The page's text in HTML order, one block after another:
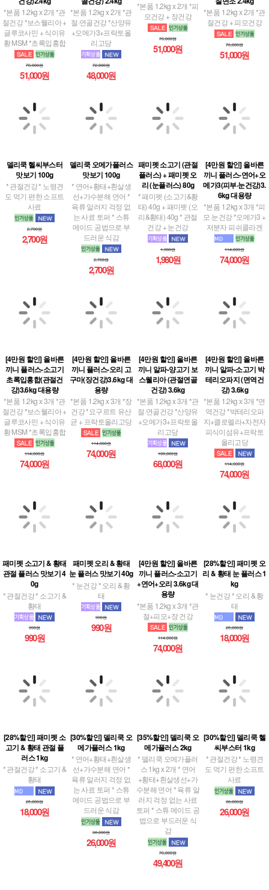
*본품 1.2kg x 2개 *관
절건강 *보스웰리아 +
글루코사민 + 식이유
황 MSM *초록입홍합
76,000원
51,000원
*본품 1.2kg x 2개 *관
절·연골건강 *산양유
+오메가3+프락토올
리고당
72,000원
48,000원
*본품 1.2kg x 2개 *피
모건강 + 장건강
76,000원
51,000원
*본품 1.2kg x 2개 *관
절건강 + 피모건강
76,000원
51,000원
델리쿡 헬씨부스터
맛보기 100g
* 관절건강 * 노령견
도 먹기 편한 소프트
사료
2,700원
2,700원
델리쿡 오메가플러스
맛보기 100g
* 연어+황태+흰살생
선+가수분해 연어 *
육류 알러지 걱정 없
는 사료 토퍼 * 스튜
메이드 공법으로 부
드러운 식감
2,700원
2,700원
패미펫 소고기 (관절
플러스) + 패미펫 오
리 (눈플러스) 80g
* 패미펫 (소고기&황
태) 40g + 패미펫 (오
리&황태) 40g * 관절
건강 + 눈건강
1,980원
1,980원
[4만원 할인] 올바른
끼니 플러스-연어+오
메가3(피부·눈건강)3.
6kg 대용량
*본품 1.2kg x 3개 *피
모·눈건강 *오메가3 +
저분자 피쉬콜라겐
114,000원
74,000원
[4만원 할인] 올바른
끼니 플러스-소고기
초록입홍합(관절건
강)3.6kg 대용량
*본품 1.2kg x 3개 *관
절건강 *보스웰리아 +
글루코사민 + 식이유
황 MSM *초록입홍합
114,000원
74,000원
[4만원 할인] 올바른
끼니 플러스-오리 고
구마(장건강)3.6kg 대
용량
*본품 1.2kg x 3개 *장
건강 *요구르트 유산
균 + 프락토올리고당
114,000원
74,000원
[4만원 할인] 올바른
끼니 알파-양고기 보
스웰리아 (관절연골
건강) 3.6kg
*본품 1.2kg x 3개 *관
절·연골건강 *산양유
+오메가3+프락토올
리고당
108,000원
68,000원
[4만원 할인] 올바른
끼니 알파-소고기 박
테리오파지 (면역건
강) 3.6kg
*본품 1.2kg x 3개 *면
역건강 *박테리오파
지+클로렐라+차전자
피식이섬유+프락토
올리고당
114,000원
74,000원
패미펫 소고기 & 황태
관절 플러스 맛보기 4
0g
* 관절건강 * 소고기 &
황태
990원
990원
패미펫 오리 & 황태
눈 플러스 맛보기 40g
* 눈건강 * 오리 & 황
태
990원
990원
[4만원 할인] 올바른
끼니 플러스-소고기
+연어+오리 3.6kg 대
용량
*본품 1.2kg x 3개 *관
절+피모+장 건강
114,000원
74,000원
[28%할인] 패미펫 오
리 & 황태 눈 플러스 1
kg
* 눈건강 * 오리 & 황
태
25,000원
18,000원
[28%할인] 패미펫 소
고기 & 황태 관절 플
러스 1kg
* 관절건강 * 소고기 &
황태
25,000원
18,000원
[30%할인] 델리쿡 오
메가플러스 1kg
* 연어+황태+흰살생
선+가수분해 연어 *
육류 알러지 걱정 없
는 사료 토퍼 * 스튜
메이드 공법으로 부
드러운 식감
38,000원
26,000원
[35%할인] 델리쿡 오
메가플러스 2kg
* 델리쿡 오메가플러
스 1kg x 2개 * 연어
+황태+흰살생선+가
수분해 연어 * 육류 알
러지 걱정 없는 사료
토퍼 * 스튜 메이드 공
법으로 부드러운 식
감
76,000원
49,400원
[30%할인] 델리쿡 헬
씨부스터 1kg
* 관절건강 * 노령견
도 먹기 편한 소프트
사료
38,000원
26,000원